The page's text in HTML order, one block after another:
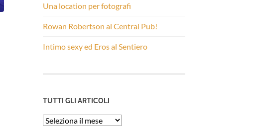
Una location per fotografi
Rowan Robertson al Central Pub!
Intimo sexy ed Eros al Sentiero
TUTTI GLI ARTICOLI
Tutti